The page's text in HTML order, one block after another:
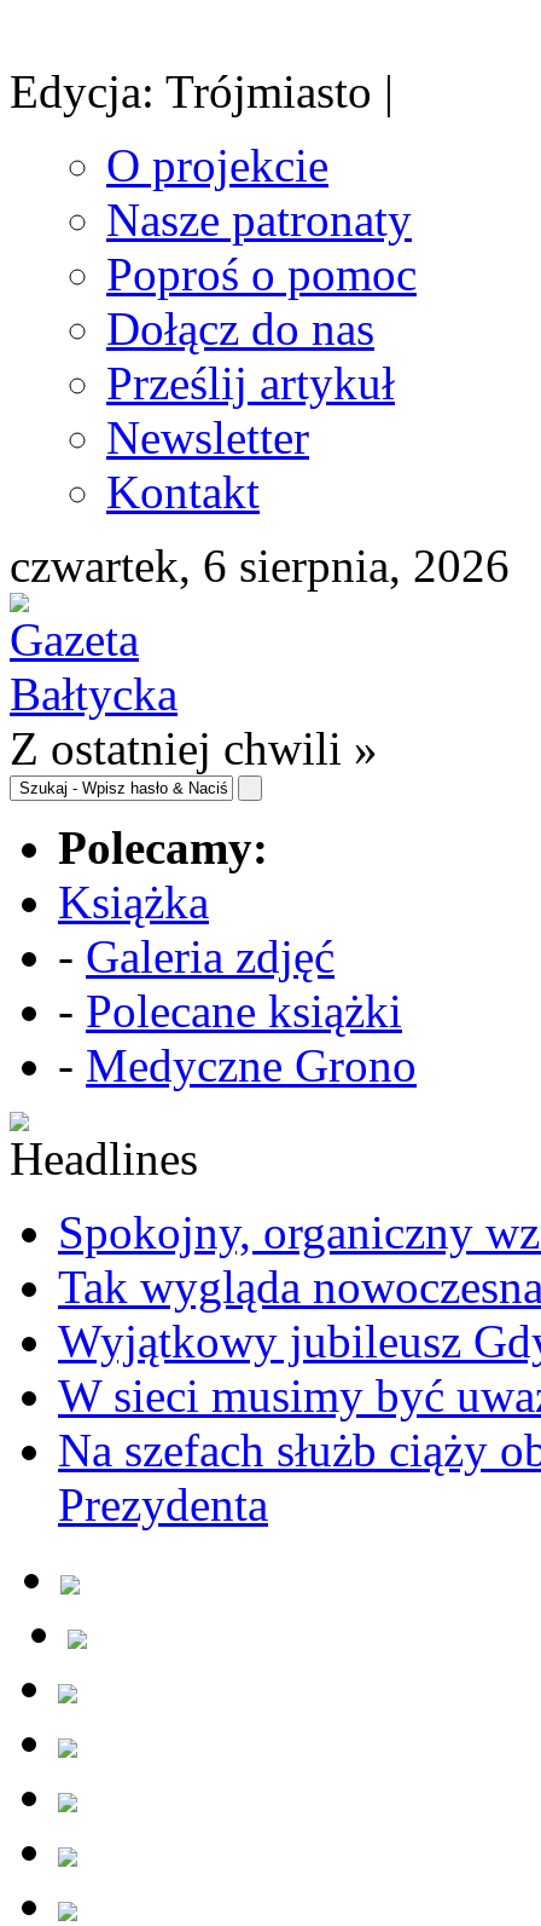
Edycja: Trójmiasto |
O projekcie
Nasze patronaty
Poproś o pomoc
Dołącz do nas
Prześlij artykuł
Newsletter
Kontakt
czwartek, 6 sierpnia, 2026
Z ostatniej chwili »
Polecamy:
Książka
- Galeria zdjęć
- Polecane książki
- Medyczne Grono
Spokojny, organiczny
Tak wygląda
Wyjątkowy jubileusz
W sieci musimy być
Na szefach służb ciąży
Prezydenta